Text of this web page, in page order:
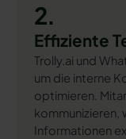
2.
Effiziente
Trolly.ai und
um die interne
optimieren.
kommunizieren,
Informationen